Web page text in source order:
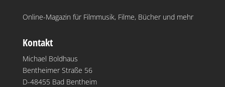
Online-Magazin für Filmmusik, Filme, Bücher und mehr
Kontakt
Michael Boldhaus
Bentheimer Straße 56
D-48455 Bad Bentheim